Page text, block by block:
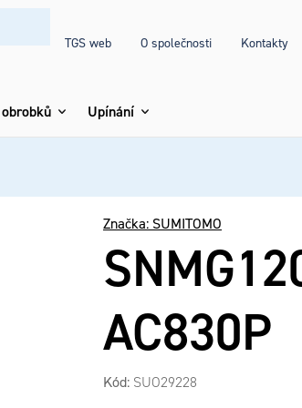
TGS web O společnosti Kontakty
Upínání
AC830P
Značka: SUMITOMO
Kód: SUO29228